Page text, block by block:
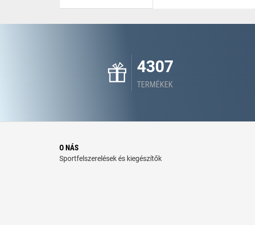
4307
TERMÉKEK
O NÁS
Sportfelszerelések és kiegészítők